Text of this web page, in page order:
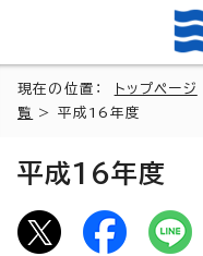
現在の位置： トップページ
覧
> 平成16年度
平成16年度